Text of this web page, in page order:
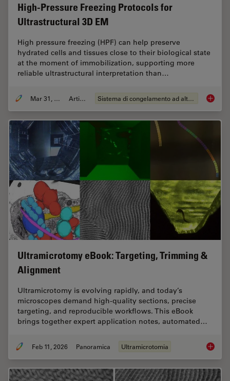
High-Pressure Freezing Protocols for
Ultrastructural 3D EM
High pressure freezing (HPF) can help preserve
hydrated cells and tissues close to their biological state
at the moment of immobilization, supporting more
reliable ultrastructural interpretation than…
Mar 31, 2026 Articolo Sistema di congelamento ad alta pressione High-
Ultramicrotomy eBook: Targeting, Trimming &
Alignment
Ultramicrotomy is evolving rapidly, and today’s
microscopes demand high‑quality sections, precise
targeting, and reproducible workflows. This eBook
brings together expert application notes, automated…
Feb 11, 2026 Panoramica Ultramicrotomia